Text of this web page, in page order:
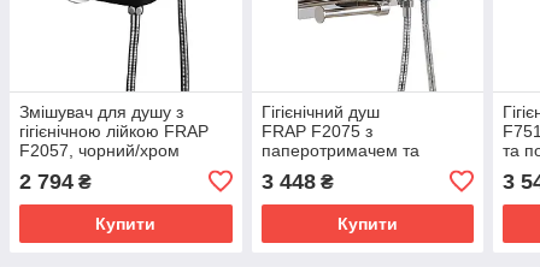
Змішувач для душу з
гігієнічною лійкою FRAP
F2057, чорний/хром
2 794 ₴
Купити
Гігієнічний душ
FRAP F2075 з
паперотримачем та
3 448₴
Купити
та
3